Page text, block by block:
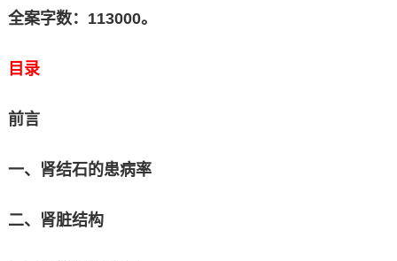
全案字数：113000。
目录
前言
一、肾结石的患病率
二、肾脏结构